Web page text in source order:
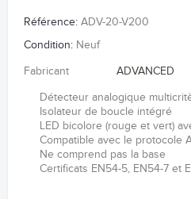
Référence: ADV-20-V200
Condition: Neuf
Fabricant ADVANCED
Détecteur analogique
Isolateur de boucle intégré
LED bicolore (rouge et vert)
Compatible avec le protocole
Ne comprend pas la base
Certificats EN54-5, EN54-7 et